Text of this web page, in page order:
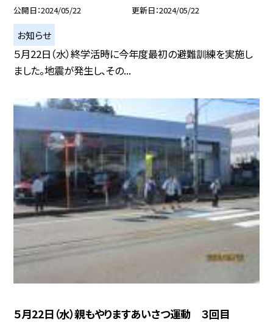
公開日 2024/05/22 更新日 2024/05/22
お知らせ
５月22日（水）終学活時に今年度最初の避難訓練を実施し
ました。地震が発生し、その...
５月22日（水）親もやりますあいさつ運動 ３回目